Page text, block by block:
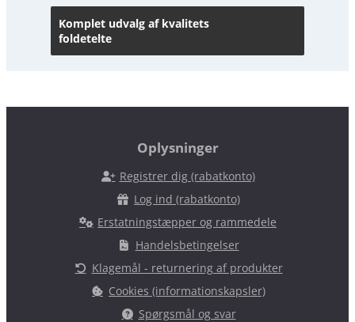
Komplet udvalg af kvalitets
foldetelte
Oplysninger
Registrer dig (rabatkonto)
Log ind (rabatkonto)
Erstatningstæpper og rammedele
Handelsbetingelser
Klagemål - returnering af produkter
Cookies (informationskapsler)
Spørgsmål og svar